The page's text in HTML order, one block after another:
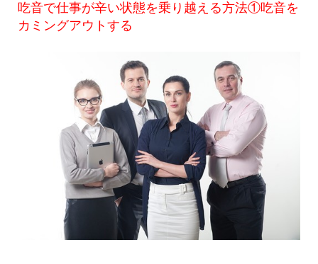
吃音で仕事が辛い状態を乗り越える方法①吃音を
カミングアウトする